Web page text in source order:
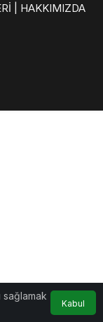
sağlamak
Kabul
| HAKKIMIZDA